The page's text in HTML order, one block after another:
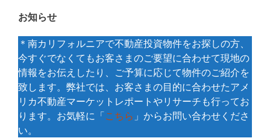
お知らせ
＊南カリフォルニアで不動産投資物件をお探しの方、
今すぐでなくてもお客さまのご要望に合わせて現地の
情報をお伝えしたり、ご予算に応じて物件のご紹介を
致します。弊社では、お客さまの目的に合わせたアメ
リカ不動産マーケットレポートやリサーチも行ってお
ります。お気軽に「こちら 」からお問い合わせくださ
い。